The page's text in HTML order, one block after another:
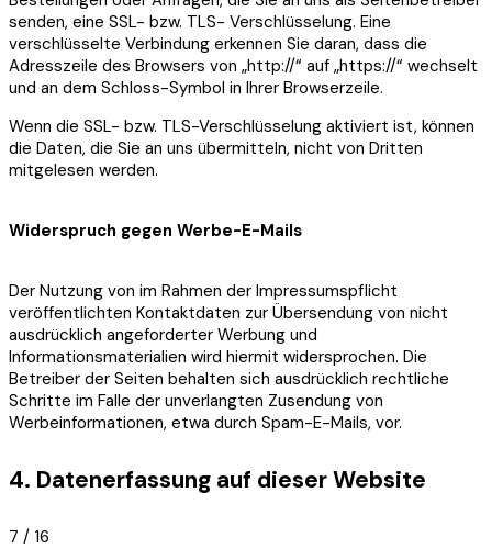
senden, eine SSL- bzw. TLS- Verschlüsselung. Eine
verschlüsselte Verbindung erkennen Sie daran, dass die
Adresszeile des Browsers von „http://“ auf „https://“ wechselt
und an dem Schloss-Symbol in Ihrer Browserzeile.
Wenn die SSL- bzw. TLS-Verschlüsselung aktiviert ist, können
die Daten, die Sie an uns übermitteln, nicht von Dritten
mitgelesen werden.
Widerspruch gegen Werbe-E-Mails
Der Nutzung von im Rahmen der Impressumspflicht
veröffentlichten Kontaktdaten zur Übersendung von nicht
ausdrücklich angeforderter Werbung und
Informationsmaterialien wird hiermit widersprochen. Die
Betreiber der Seiten behalten sich ausdrücklich rechtliche
Schritte im Falle der unverlangten Zusendung von
Werbeinformationen, etwa durch Spam-E-Mails, vor.
4. Datenerfassung auf dieser Website
7 / 16